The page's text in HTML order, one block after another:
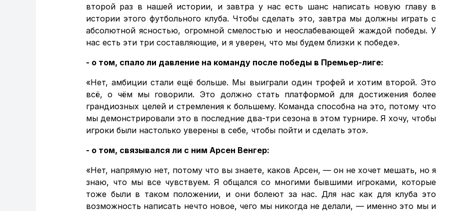
второй раз в нашей истории, и завтра у нас есть шанс написать новую главу в
истории этого футбольного клуба. Чтобы сделать это, завтра мы должны играть с
абсолютной ясностью, огромной смелостью и неослабевающей жаждой победы. У
нас есть эти три составляющие, и я уверен, что мы будем близки к победе».
- о том, спало ли давление на команду после победы в Премьер-лиге:
«Нет, амбиции стали ещё больше. Мы выиграли один трофей и хотим второй. Это
всё, о чём мы говорили. Это должно стать платформой для достижения более
грандиозных целей и стремления к большему. Команда способна на это, потому что
мы демонстрировали это в последние два-три сезона в этом турнире. Я хочу, чтобы
игроки были настолько уверены в себе, чтобы пойти и сделать это».
- о том, связывался ли с ним Арсен Венгер:
«Нет, напрямую нет, потому что вы знаете, каков Арсен, — он не хочет мешать, но я
знаю, что мы все чувствуем. Я общался со многими бывшими игроками, которые
тоже были в таком положении, и они болеют за нас. Для нас как для клуба это
возможность написать нечто новое, чего мы никогда не делали, — именно это мы и